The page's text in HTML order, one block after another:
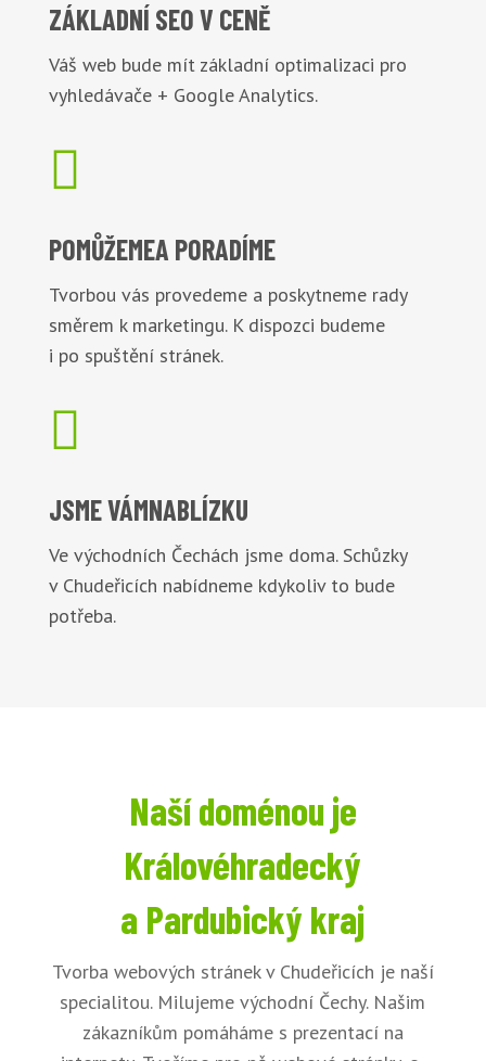
ZÁKLADNÍ SEO V CENĚ
Váš web bude mít základní optimalizaci pro
vyhledávače + Google Analytics.

POMŮŽEMEA PORADÍME
Tvorbou vás provedeme a poskytneme rady
směrem k marketingu. K dispozci budeme
i po spuštění stránek.

JSME VÁMNABLÍZKU
Ve východních Čechách jsme doma. Schůzky
v Chudeřicích nabídneme kdykoliv to bude
potřeba.
Naší doménou je
Královéhradecký
a Pardubický kraj
Tvorba webových stránek v Chudeřicích je naší
specialitou. Milujeme východní Čechy. Našim
zákazníkům pomáháme s prezentací na